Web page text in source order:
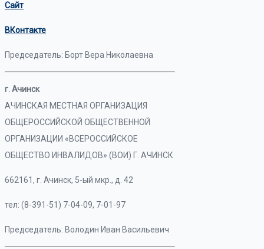
Сайт
ВКонтакте
Председатель: Борт Вера Николаевна
г. Ачинск
АЧИНСКАЯ МЕСТНАЯ ОРГАНИЗАЦИЯ
ОБЩЕРОССИЙСКОЙ ОБЩЕСТВЕННОЙ
ОРГАНИЗАЦИИ «ВСЕРОССИЙСКОЕ
ОБЩЕСТВО ИНВАЛИДОВ» (ВОИ) Г. АЧИНСК
662161, г. Ачинск, 5-ый мкр., д. 42
тел: (8-391-51) 7-04-09, 7-01-97
Председатель: Володин Иван Васильевич